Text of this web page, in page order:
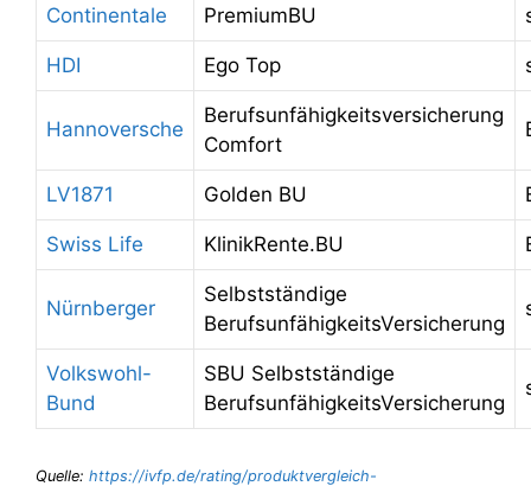
Continentale PremiumBU
HDI Ego Top
Hannoversche
Berufsunfähigkeitsversicherung
Comfort
LV1871 Golden BU
Swiss Life KlinikRente.BU
Nürnberger
Selbstständige
BerufsunfähigkeitsVersicherung
Volkswohl-
Bund
SBU Selbstständige
BerufsunfähigkeitsVersicherung
Quelle: https://ivfp.de/rating/produktvergleich-